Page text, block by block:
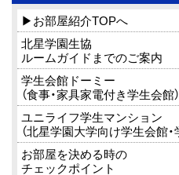
▶お部屋紹介TOPへ
北星学園生協
ルームガイドまでのご案内
学生会館ドーミー
（食事・家具家電付き学生会館）
ユニライフ学生マンション
（北星学園大学向け学生会館
お部屋を決める時の
チェックポイント